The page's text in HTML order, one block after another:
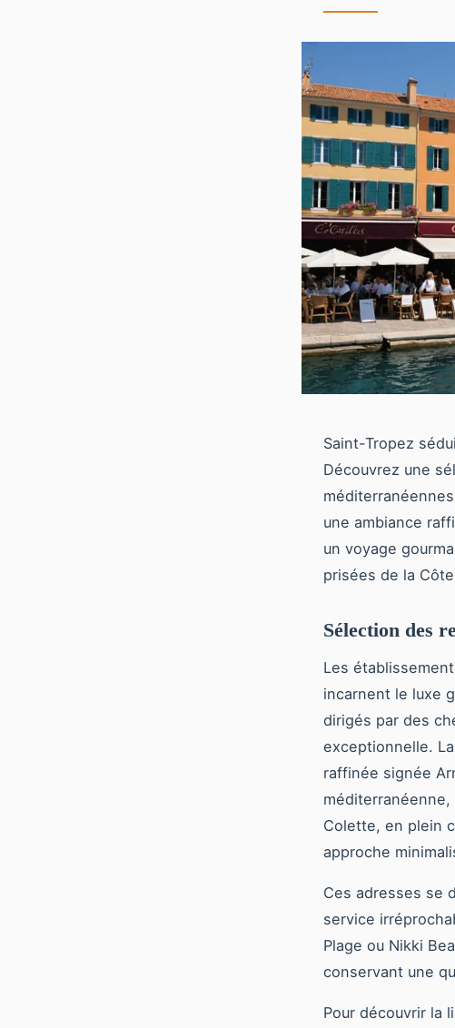
Saint-Tropez
Découvrez une
une ambiance
un voyage
prisées de la Côte
Sélection des
Les
incarnent le luxe
dirigés par des
exceptionnelle.
raffinée signée
Colette, en plein
approche
Ces adresses se
service
Plage ou Nikki
conservant une
Pour découvrir la